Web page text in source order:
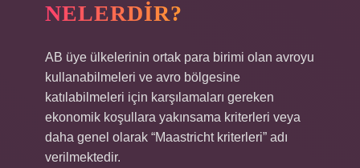
NELERDIR?
AB üye ülkelerinin ortak para birimi olan avroyu
kullanabilmeleri ve avro bölgesine
katılabilmeleri için karşılamaları gereken
ekonomik koşullara yakınsama kriterleri veya
daha genel olarak “Maastricht kriterleri” adı
verilmektedir.